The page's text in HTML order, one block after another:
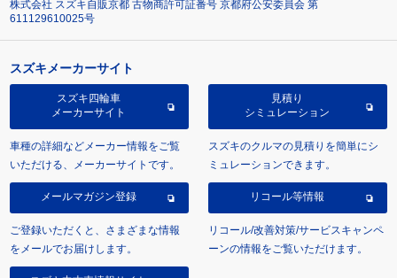
株式会社 スズキ自販京都 古物商許可証番号 京都府公安委員会 第
611129610025号
スズキメーカーサイト
スズキ四輪車
メーカーサイト
車種の詳細などメーカー情報をご覧
いただける、メーカーサイトです。
見積り
シミュレーション
スズキのクルマの見積りを簡単にシ
ミュレーションできます。
メールマガジン登録
ご登録いただくと、さまざまな情報
をメールでお届けします。
リコール等情報
リコール/改善対策/サービスキャンペ
ーンの情報をご覧いただけます。